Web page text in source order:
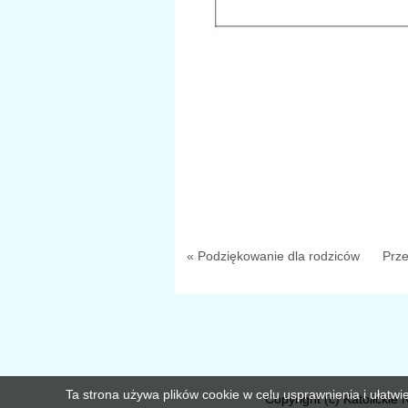
« Podziękowanie dla rodziców
Copyright (c) Katolickie
Ta strona używa plików cookie w celu usprawnienia i